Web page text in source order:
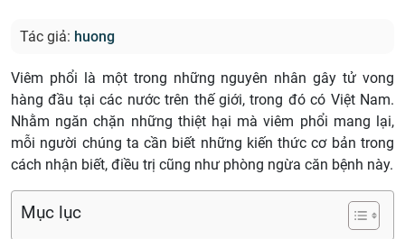
Tác giả: huong
Viêm phổi là một trong những nguyên nhân gây tử vong
hàng đầu tại các nước trên thế giới, trong đó có Việt Nam.
Nhằm ngăn chặn những thiệt hại mà viêm phổi mang lại,
mỗi người chúng ta cần biết những kiến thức cơ bản trong
cách nhận biết, điều trị cũng như phòng ngừa căn bệnh này.
Mục lục